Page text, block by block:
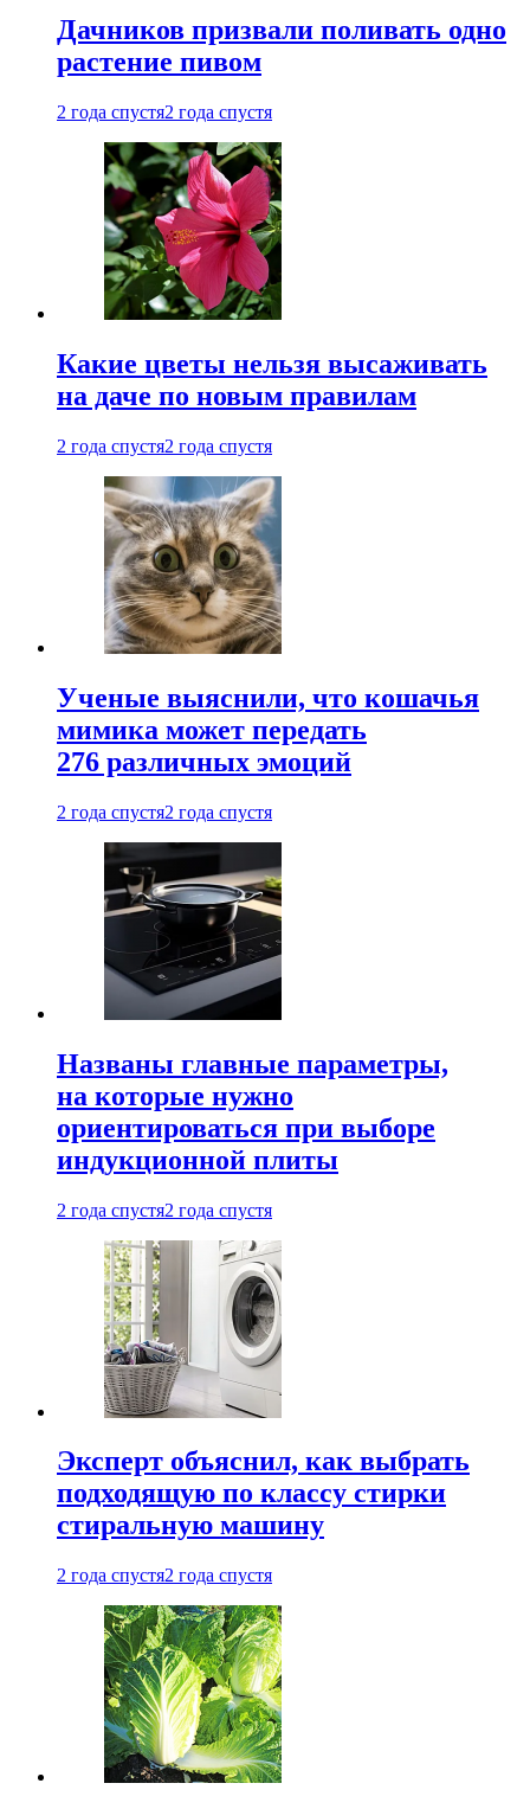
Дачников призвали поливать одно
растение пивом
2 года спустя2 года спустя
Какие цветы нельзя высаживать
на даче по новым правилам
2 года спустя2 года спустя
Ученые выяснили, что кошачья
мимика может передать
276 различных эмоций
2 года спустя2 года спустя
Названы главные параметры,
на которые нужно
ориентироваться при выборе
индукционной плиты
2 года спустя2 года спустя
Эксперт объяснил, как выбрать
подходящую по классу стирки
стиральную машину
2 года спустя2 года спустя